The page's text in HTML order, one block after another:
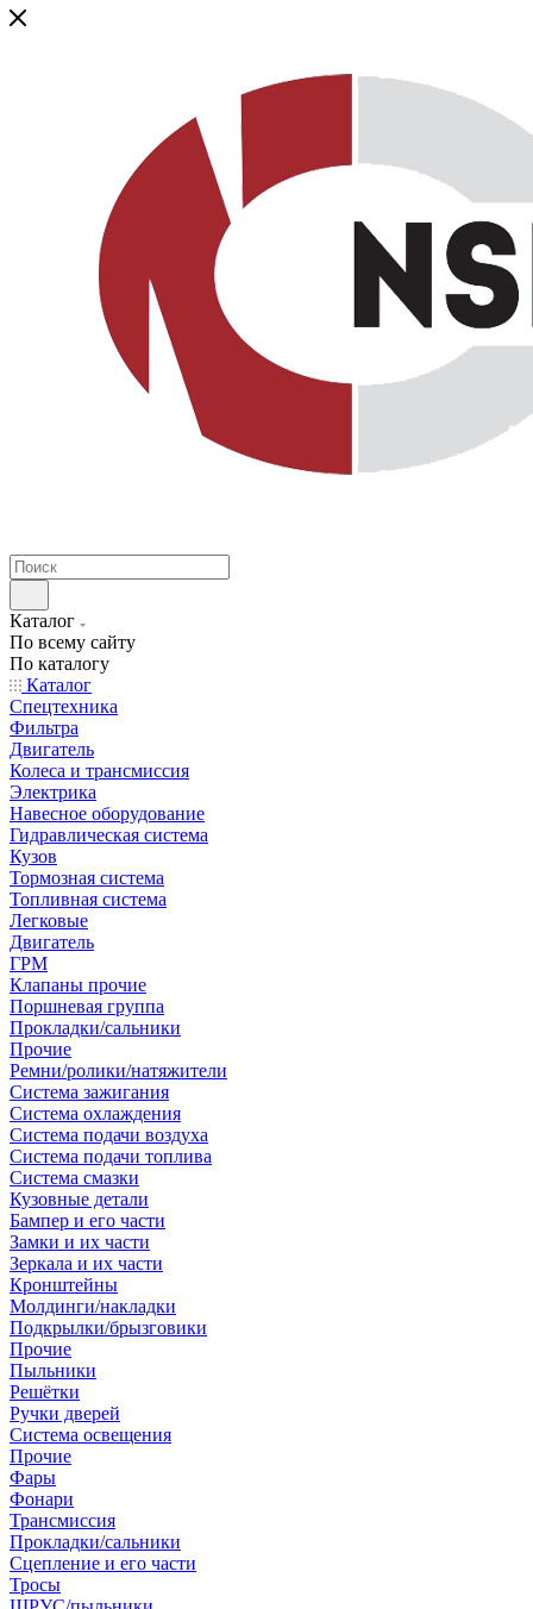
Каталог
По всему сайту
По каталогу
Каталог
Спецтехника
Фильтра
Двигатель
Колеса и трансмиссия
Электрика
Навесное оборудование
Гидравлическая система
Кузов
Тормозная система
Топливная система
Легковые
Двигатель
ГРМ
Клапаны прочие
Поршневая группа
Прокладки/сальники
Прочие
Ремни/ролики/натяжители
Система зажигания
Система охлаждения
Система подачи воздуха
Система подачи топлива
Система смазки
Кузовные детали
Бампер и его части
Замки и их части
Зеркала и их части
Кронштейны
Молдинги/накладки
Подкрылки/брызговики
Прочие
Пыльники
Решётки
Ручки дверей
Система освещения
Прочие
Фары
Фонари
Трансмиссия
Прокладки/сальники
Сцепление и его части
Тросы